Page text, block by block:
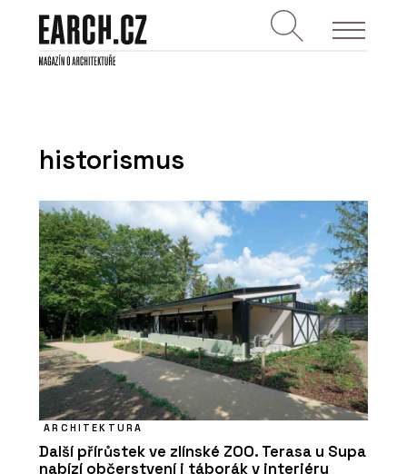
historismus
ARCHITEKTURA
Další přírůstek ve zlínské ZOO. Terasa u Supa
nabízí občerstvení i táborák v interiéru